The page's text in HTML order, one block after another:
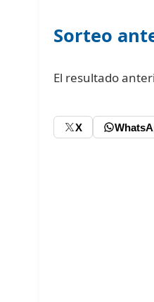
Sorteo
El resultado
X